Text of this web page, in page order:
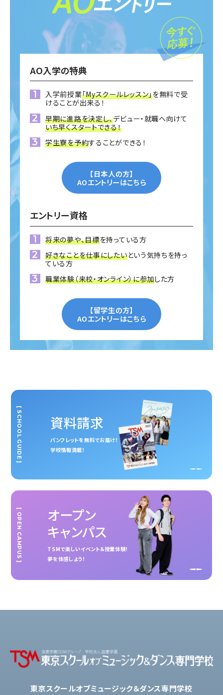
AO入学の特典
入学前授業「Myスクールレッスン」を無料で受
けることが出来る！
早期に進路を決定し、デビュー・就職へ向けて
いち早くスタートできる！
学生寮を予約することができる！
【日本人の方】
AOエントリーはこちら
エントリー資格
将来の夢や、目標を持っている方
好きなことを仕事にしたいという気持ちを持っ
ている方
職業体験（来校・オンライン）に参加した方
【留学生の方】
AOエントリーはこちら
資料請求
パンフレットを無料でお届け！
学校情報満載！
[ SCHOOL GUIDE ]
オープン
キャンパス
TSMで楽しいイベント＆授業体験！
夢を体感しよう！
[ OPEN CAMPUS ]
東京スクールオブミュージック＆ダンス専門学校